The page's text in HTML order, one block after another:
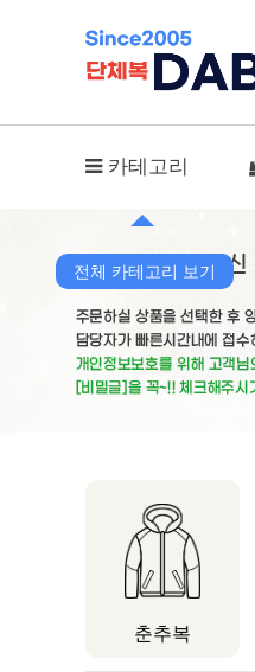
카테고리
전체 카테고리 보기
춘추복